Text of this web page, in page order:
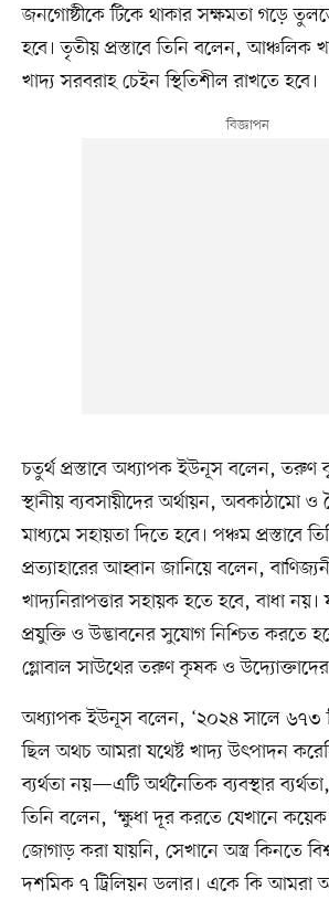
জনগোষ্ঠীকে টিকে থাকার সক্ষমতা গড়ে
হবে। তৃতীয় প্রস্তাবে তিনি বলেন, আঞ্চলিক
খাদ্য সরবরাহ চেইন স্থিতিশীল রাখতে হবে।
চতুর্থ প্রস্তাবে অধ্যাপক ইউনূস বলেন, তরুণ
স্থানীয় ব্যবসায়ীদের অর্থায়ন, অবকাঠামো ও
মাধ্যমে সহায়তা দিতে হবে। পঞ্চম প্রস্তাবে
প্রত্যাহারের আহ্বান জানিয়ে বলেন,
খাদ্যনিরাপত্তার সহায়ক হতে হবে, বাধা নয়।
প্রযুক্তি ও উদ্ভাবনের সুযোগ নিশ্চিত করতে
গ্লোবাল সাউথের তরুণ কৃষক ও
অধ্যাপক ইউনূস বলেন, ‘২০২৪ সালে ৬৭৩
ছিল অথচ আমরা যথেষ্ট খাদ্য উৎপাদন
ব্যর্থতা নয়—এটি অর্থনৈতিক ব্যবস্থার
তিনি বলেন, ‘ক্ষুধা দূর করতে যেখানে
জোগাড় করা যায়নি, সেখানে অস্ত্র কিনতে
দশমিক ৭ ট্রিলিয়ন ডলার। একে কি আমরা